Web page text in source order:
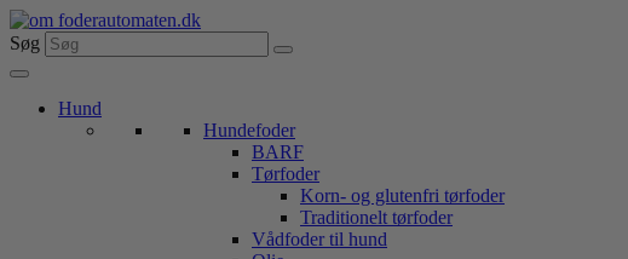
Videre
til
indhold
Søg
Hund
Hundefoder
BARF
Tørfoder
Korn- og glutenfri tørfoder
Traditionelt tørfoder
Vådfoder til hund